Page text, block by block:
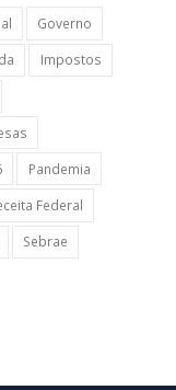
Governo
Impostos
Pandemia
Federal
Sebrae